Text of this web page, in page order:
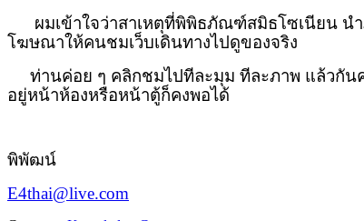
ผมเข้าใจว่าสาเหตุที่พิพิธภัณฑ์สมิธโซเนียน นำ
โฆษณาให้คนชมเว็บเดินทางไปดูของจริง
ท่านค่อย ๆ คลิกชมไปทีละมุม ทีละภาพ แล้วกัน
อยู่หน้าห้องหรือหน้าตู้ก็คงพอได้
พิพัฒน์
E4thai@live.com